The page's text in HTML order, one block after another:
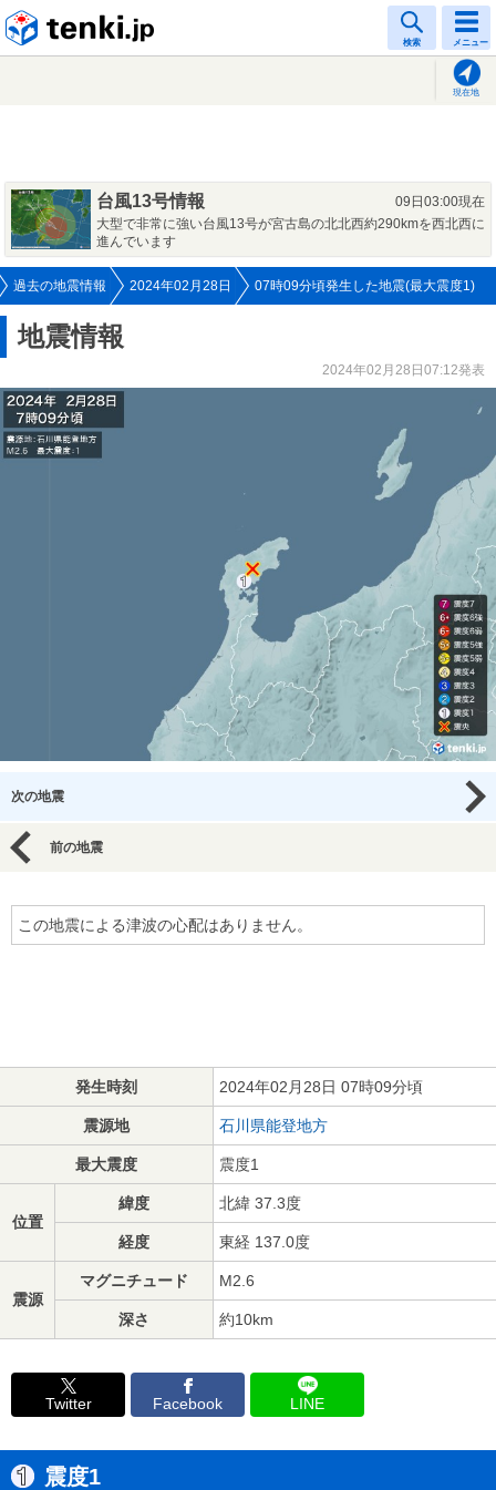
検索 メニュー
現在地
台風13号情報
09日03:00現在
大型で非常に強い台風13号が宮古島の北北西約290kmを西北西に
進んでいます
過去の地震情報 2024年02月28日 07時09分頃発生した地震(最大震度1)
地震情報
2024年02月28日07:12発表
次の地震
前の地震
この地震による津波の心配はありません。
発生時刻 2024年02月28日 07時09分頃
震源地 石川県能登地方
最大震度 震度1
位置
緯度 北緯 37.3度
経度 東経 137.0度
震源
マグニチュード M2.6
深さ 約10km
Twitter Facebook LINE
震度1